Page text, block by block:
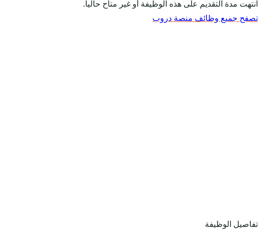
انتهت مدة التقديم على هذه الوظيفة أو غير متاح حالياً.
تصفح جميع وظائف منصة دروب
تفاصيل الوظيفة